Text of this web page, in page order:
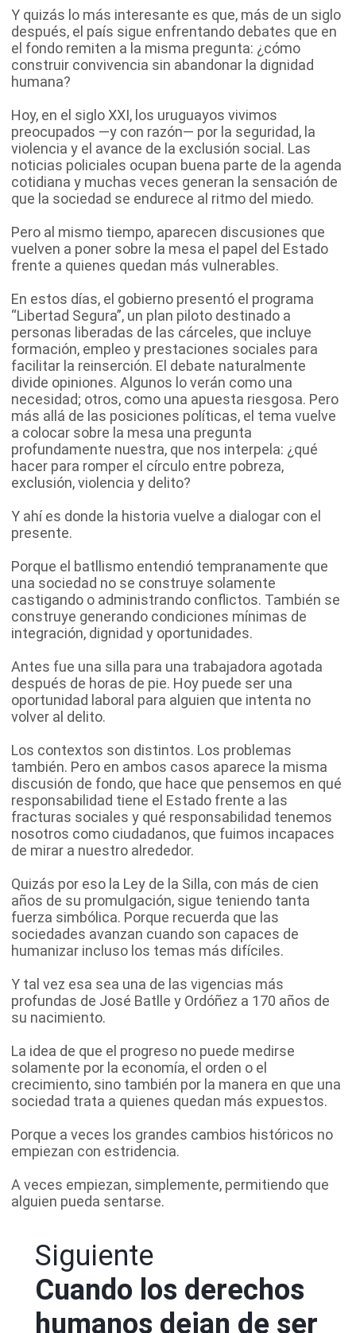
Y quizás lo más interesante es que, más de un siglo
después, el país sigue enfrentando debates que en
el fondo remiten a la misma pregunta: ¿cómo
construir convivencia sin abandonar la dignidad
humana?
Hoy, en el siglo XXI, los uruguayos vivimos
preocupados —y con razón— por la seguridad, la
violencia y el avance de la exclusión social. Las
noticias policiales ocupan buena parte de la agenda
cotidiana y muchas veces generan la sensación de
que la sociedad se endurece al ritmo del miedo.
Pero al mismo tiempo, aparecen discusiones que
vuelven a poner sobre la mesa el papel del Estado
frente a quienes quedan más vulnerables.
En estos días, el gobierno presentó el programa
“Libertad Segura”, un plan piloto destinado a
personas liberadas de las cárceles, que incluye
formación, empleo y prestaciones sociales para
facilitar la reinserción. El debate naturalmente
divide opiniones. Algunos lo verán como una
necesidad; otros, como una apuesta riesgosa. Pero
más allá de las posiciones políticas, el tema vuelve
a colocar sobre la mesa una pregunta
profundamente nuestra, que nos interpela: ¿qué
hacer para romper el círculo entre pobreza,
exclusión, violencia y delito?
Y ahí es donde la historia vuelve a dialogar con el
presente.
Porque el batllismo entendió tempranamente que
una sociedad no se construye solamente
castigando o administrando conflictos. También se
construye generando condiciones mínimas de
integración, dignidad y oportunidades.
Antes fue una silla para una trabajadora agotada
después de horas de pie. Hoy puede ser una
oportunidad laboral para alguien que intenta no
volver al delito.
Los contextos son distintos. Los problemas
también. Pero en ambos casos aparece la misma
discusión de fondo, que hace que pensemos en qué
responsabilidad tiene el Estado frente a las
fracturas sociales y qué responsabilidad tenemos
nosotros como ciudadanos, que fuimos incapaces
de mirar a nuestro alrededor.
Quizás por eso la Ley de la Silla, con más de cien
años de su promulgación, sigue teniendo tanta
fuerza simbólica. Porque recuerda que las
sociedades avanzan cuando son capaces de
humanizar incluso los temas más difíciles.
Y tal vez esa sea una de las vigencias más
profundas de José Batlle y Ordóñez a 170 años de
su nacimiento.
La idea de que el progreso no puede medirse
solamente por la economía, el orden o el
crecimiento, sino también por la manera en que una
sociedad trata a quienes quedan más expuestos.
Porque a veces los grandes cambios históricos no
empiezan con estridencia.
A veces empiezan, simplemente, permitiendo que
alguien pueda sentarse.
Siguiente
Cuando los derechos
humanos dejan de ser